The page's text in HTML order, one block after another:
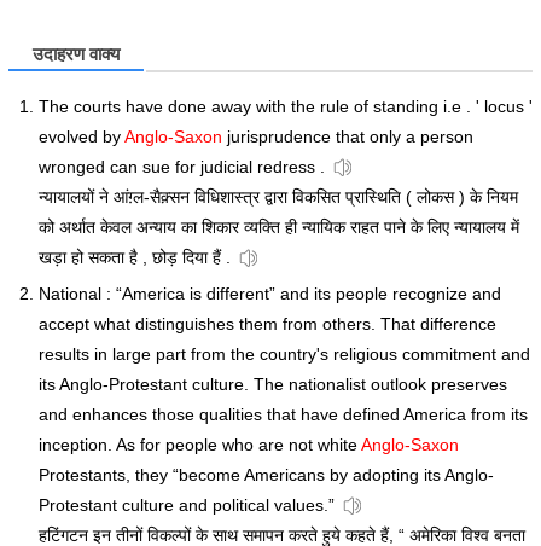
उदाहरण वाक्य
The courts have done away with the rule of standing i.e . ' locus '
evolved byAnglo-Saxon jurisprudence that only a person
wronged can sue for judicial redress .
न्यायालयों ने आंग़्ल-सैक़्सन विधिशास्त्र द्वारा विकसित प्रास्थिति ( लोकस ) के नियम
को अर्थात केवल अन्याय का शिकार व्यक्ति ही न्यायिक राहत पाने के लिए न्यायालय में
खड़ा हो सकता है , छोड़ दिया हैं .
National : “America is different” and its people recognize and
accept what distinguishes them from others. That difference
results in large part from the country's religious commitment and
its Anglo-Protestant culture. The nationalist outlook preserves
and enhances those qualities that have defined America from its
inception. As for people who are not whiteAnglo-Saxon
Protestants, they “become Americans by adopting its Anglo-
Protestant culture and political values.”
हटिंगटन इन तीनों विकल्पों के साथ समापन करते हुये कहते हैं, “ अमेरिका विश्व बनता